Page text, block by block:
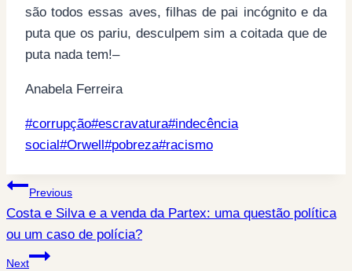
são todos essas aves, filhas de pai incógnito e da
puta que os pariu, desculpem sim a coitada que de
puta nada tem!–
Anabela Ferreira
Post
Tags:
#corrupção#escravatura#indecência
social#Orwell#pobreza#racismo
Post
navigation
Previous
Costa e Silva e a venda da Partex: uma questão política
ou um caso de polícia?
Next